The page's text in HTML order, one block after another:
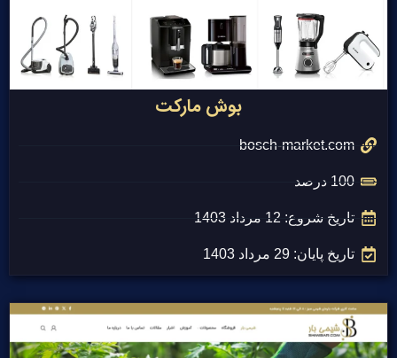
بوش مارکت
bosch-market.com
100 درصد
تاریخ شروع: 12 مرداد 1403
تاریخ پایان: 29 مرداد 1403